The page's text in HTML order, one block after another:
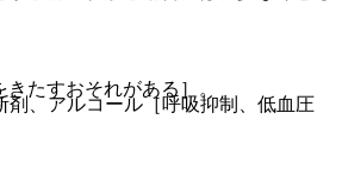
、アルコール［呼吸抑制、低血圧
たすおそれがある］。